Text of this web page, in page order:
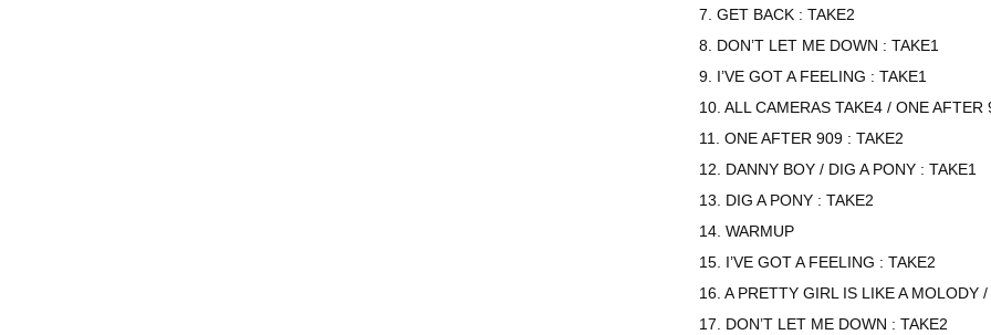
7. GET BACK : TAKE2
8. DON’T LET ME DOWN : TAKE1
9. I’VE GOT A FEELING : TAKE1
10. ALL CAMERAS TAKE4 / ONE AFTER
11. ONE AFTER 909 : TAKE2
12. DANNY BOY / DIG A PONY : TAKE1
13. DIG A PONY : TAKE2
14. WARMUP
15. I’VE GOT A FEELING : TAKE2
16. A PRETTY GIRL IS LIKE A MOLODY
17. DON’T LET ME DOWN : TAKE2